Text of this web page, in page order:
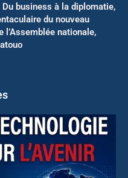
Du business à la diplomatie,
du nouveau
l’Assemblée nationale,